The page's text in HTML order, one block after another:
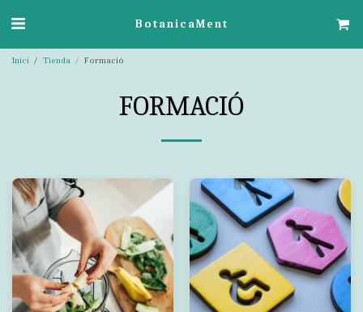
BotanicaMent
Inici Tienda Formació
FORMACIÓ